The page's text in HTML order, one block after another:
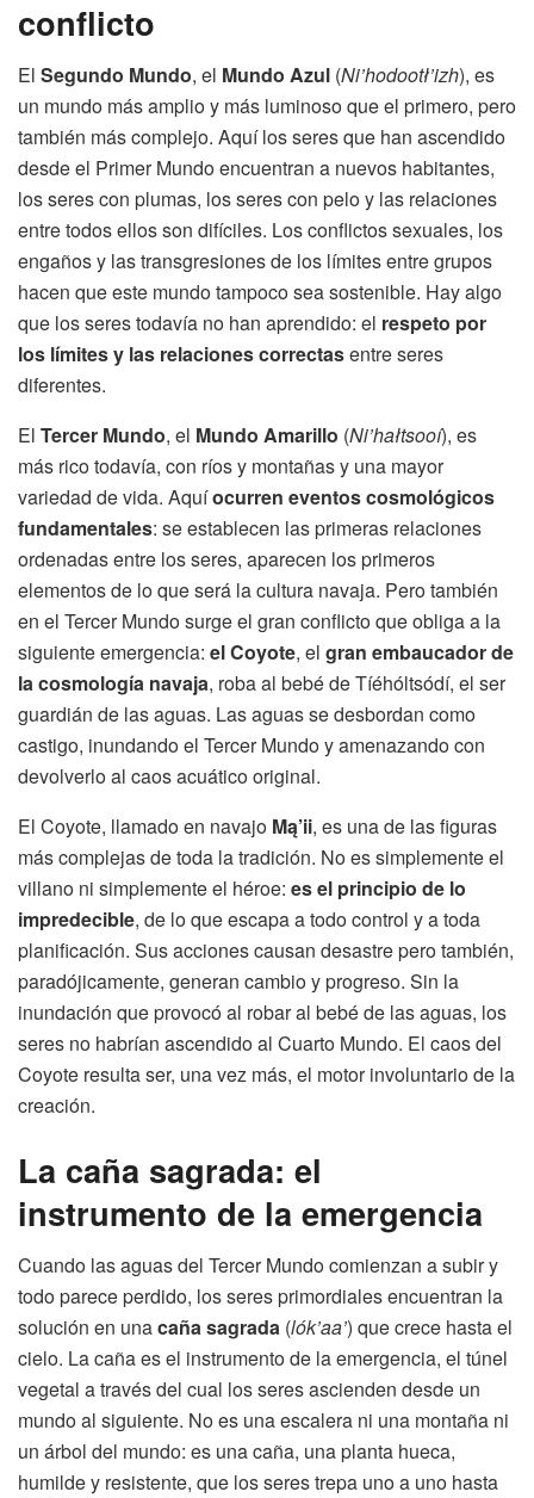
conflicto
El Segundo Mundo, el Mundo Azul (Ni’hodootł’izh), es
un mundo más amplio y más luminoso que el primero, pero
también más complejo. Aquí los seres que han ascendido
desde el Primer Mundo encuentran a nuevos habitantes,
los seres con plumas, los seres con pelo y las relaciones
entre todos ellos son difíciles. Los conflictos sexuales, los
engaños y las transgresiones de los límites entre grupos
hacen que este mundo tampoco sea sostenible. Hay algo
que los seres todavía no han aprendido: el respeto por
los límites y las relaciones correctasentre seres
diferentes.
El Tercer Mundo, el Mundo Amarillo (Ni’hałtsooí), es
más rico todavía, con ríos y montañas y una mayor
variedad de vida. Aquíocurren eventos cosmológicos
fundamentales: se establecen las primeras relaciones
ordenadas entre los seres, aparecen los primeros
elementos de lo que será la cultura navaja. Pero también
en el Tercer Mundo surge el gran conflicto que obliga a la
siguiente emergencia: el Coyote, el gran embaucador de
la cosmología navaja, roba al bebé de Tíéhóltsódí, el ser
guardián de las aguas. Las aguas se desbordan como
castigo, inundando el Tercer Mundo y amenazando con
devolverlo al caos acuático original.
El Coyote, llamado en navajo Mą’ii, es una de las figuras
más complejas de toda la tradición. No es simplemente el
villano ni simplemente el héroe: es el principio de lo
impredecible, de lo que escapa a todo control y a toda
planificación. Sus acciones causan desastre pero también,
paradójicamente, generan cambio y progreso. Sin la
inundación que provocó al robar al bebé de las aguas, los
seres no habrían ascendido al Cuarto Mundo. El caos del
Coyote resulta ser, una vez más, el motor involuntario de la
creación.
La caña sagrada: el
instrumento de la emergencia
Cuando las aguas del Tercer Mundo comienzan a subir y
todo parece perdido, los seres primordiales encuentran la
solución en unacaña sagrada (lók’aa’) que crece hasta el
cielo. La caña es el instrumento de la emergencia, el túnel
vegetal a través del cual los seres ascienden desde un
mundo al siguiente. No es una escalera ni una montaña ni
un árbol del mundo: es una caña, una planta hueca,
humilde y resistente, que los seres trepa uno a uno hasta